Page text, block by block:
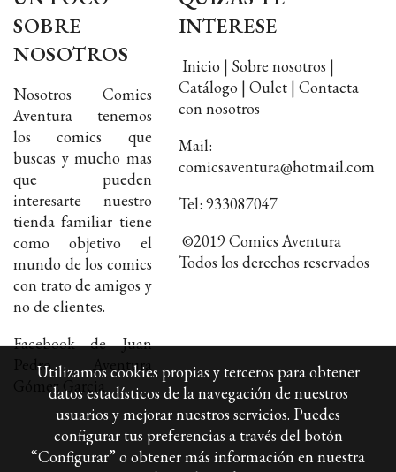
SOBRE
NOSOTROS
Nosotros Comics
Aventura tenemos
los comics que
buscas y mucho mas
que pueden
interesarte nuestro
tienda familiar tiene
como objetivo el
mundo de los comics
con trato de amigos y
no de clientes.
Facebook de Juan
Pedro Aventura
Gómez Garcia
INTERESE
Inicio | Sobre nosotros |
Catálogo | Oulet | Contacta
con nosotros
Mail:
comicsaventura@hotmail.com
Tel: 933087047
©2019 Comics Aventura
Todos los derechos reservados
Utilizamos cookies propias y terceros para obtener
datos estadísticos de la navegación de nuestros
usuarios y mejorar nuestros servicios. Puedes
configurar tus preferencias a través del botón
“Configurar” o obtener más información en nuestra